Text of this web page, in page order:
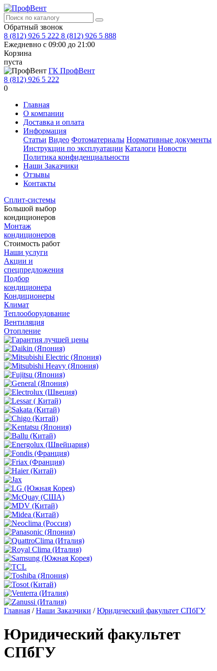
Обратный звонок
8 (812) 926 5 222 8 (812) 926 5 888
Ежедневно с 09:00 до 21:00
Корзина
пуста
ГК ПрофВент
8 (812) 926 5 222
0
Главная
О компании
Доставка и оплата
Информация
Статьи Видео Фотоматериалы Нормативные документы
Инструкции по эксплуатации Каталоги Новости
Политика конфиденциальности
Наши Заказчики
Отзывы
Контакты
Сплит-системы
Большой выбор
кондиционеров
Монтаж
кондиционеров
Стоимость работ
Наши услуги
Акции и
спецпредложения
Подбор
кондиционера
Кондиционеры
Климат
Теплооборудование
Вентиляция
Отопление
Главная /Наши Заказчики /Юридический факультет СПбГУ
Юридический факультет
СПбГУ